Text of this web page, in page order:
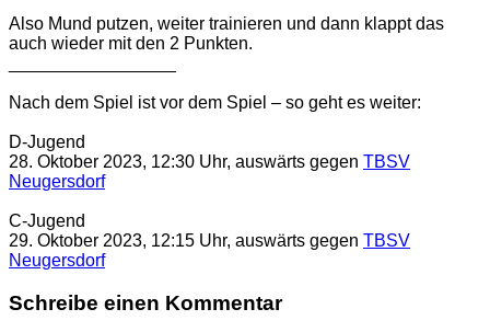
Also Mund putzen, weiter trainieren und dann klappt das
auch wieder mit den 2 Punkten.
Nach dem Spiel ist vor dem Spiel – so geht es weiter:
D-Jugend
28. Oktober 2023, 12:30 Uhr, auswärts gegen TBSV
Neugersdorf
C-Jugend
29. Oktober 2023, 12:15 Uhr, auswärts gegen TBSV
Neugersdorf
Schreibe einen Kommentar